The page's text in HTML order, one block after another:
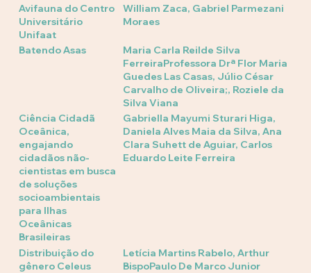
Avifauna do Centro
Universitário
Unifaat
William Zaca, Gabriel Parmezani
Moraes
Batendo Asas
Maria Carla Reilde Silva
FerreiraProfessora Drª Flor Maria
Guedes Las Casas, Júlio César
Carvalho de Oliveira;, Roziele da
Silva Viana
Ciência Cidadã
Oceânica,
engajando
cidadãos não-
cientistas em busca
de soluções
socioambientais
para Ilhas
Oceânicas
Brasileiras
Gabriella Mayumi Sturari Higa,
Daniela Alves Maia da Silva, Ana
Clara Suhett de Aguiar, Carlos
Eduardo Leite Ferreira
Distribuição do
gênero Celeus
Letícia Martins Rabelo, Arthur
BispoPaulo De Marco Junior